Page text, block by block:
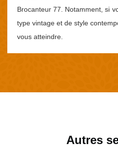
Brocanteur 77. Notamment, si
type vintage et de style
vous atteindre.
Autres